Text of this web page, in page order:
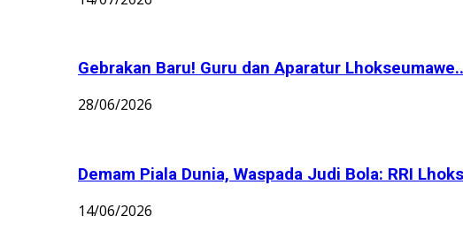
Gebrakan Baru! Guru dan Aparatur
28/06/2026
Demam Piala Dunia, Waspada Judi Bola: RRI
14/06/2026